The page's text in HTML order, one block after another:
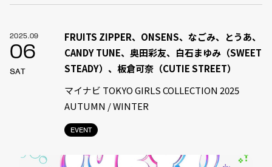
2025.09
06
SAT
EVENT
FRUITS ZIPPER、ONSENS、なごみ、とうあ、
CANDY TUNE、奥田彩友、白石まゆみ（SWEET
STEADY）、板倉可奈（CUTIE STREET）
マイナビ TOKYO GIRLS COLLECTION 2025
AUTUMN / WINTER